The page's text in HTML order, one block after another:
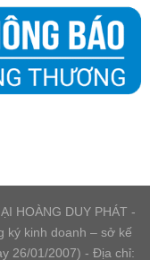
HOÀNG DUY PHÁT -
ký kinh doanh – sở kế
26/01/2007) - Địa chỉ: